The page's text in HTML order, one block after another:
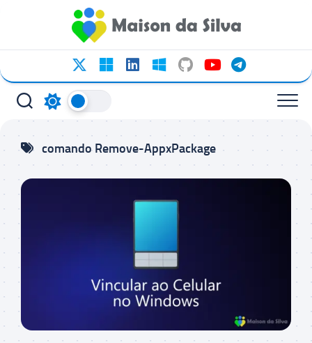
conteúdo
comando Remove-AppxPackage